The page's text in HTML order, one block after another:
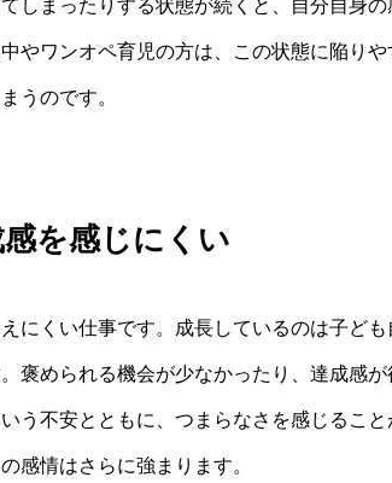
しまったりする状態が続くと、自分自身
やワンオペ育児の方は、この状態に陥り
うのです。
を感じにくい
にくい仕事です。成長しているのは子ど
褒められる機会が少なかったり、達成感
う不安とともに、つまらなさを感じるこ
感情はさらに強まります。